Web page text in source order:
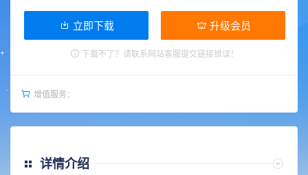
立即下载 升级会员
下载不了？请联系网站客服提交链接错误！
增值服务：
详情介绍